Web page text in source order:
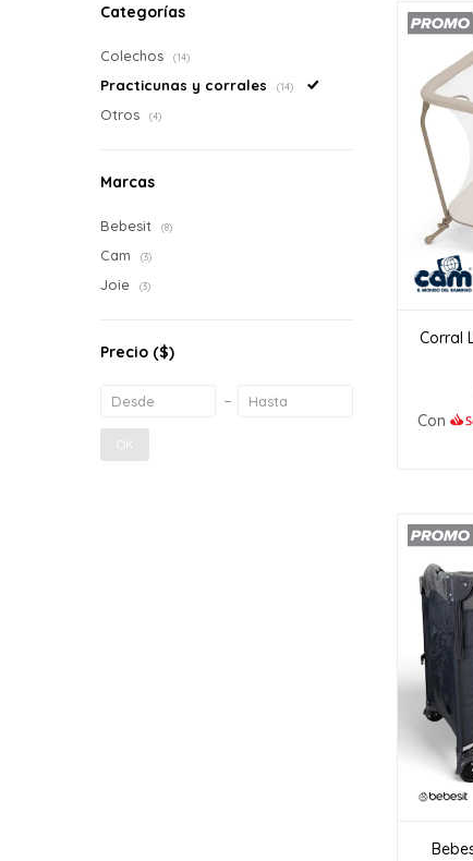
Corral
Con
Categorías
Colechos (14)
Practicunas y corrales (14)
Otros (4)
Marcas
Bebesit (8)
Cam (3)
Joie (3)
Precio ($)
OK